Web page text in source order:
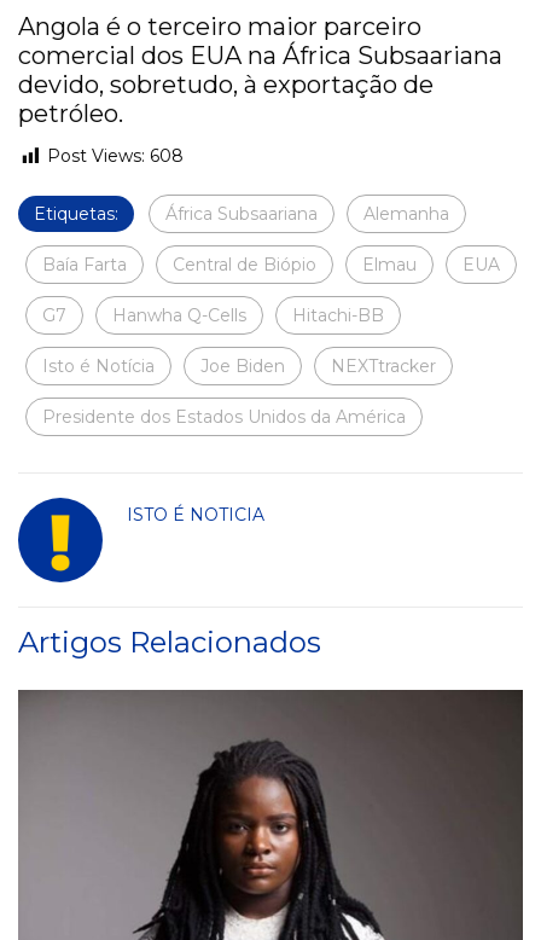
Angola é o terceiro maior parceiro
comercial dos EUA na África Subsaariana
devido, sobretudo, à exportação de
petróleo.
Post Views: 608
Etiquetas: África Subsaariana Alemanha
Baía Farta Central de Biópio Elmau EUA
G7 Hanwha Q-Cells Hitachi-BB
Isto é Notícia Joe Biden NEXTtracker
Presidente dos Estados Unidos da América
ISTO É NOTICIA
Artigos Relacionados